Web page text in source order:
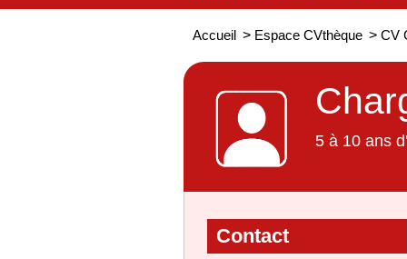
Accueil > Espace CVthèque > CV
5 à 10 ans
Contact